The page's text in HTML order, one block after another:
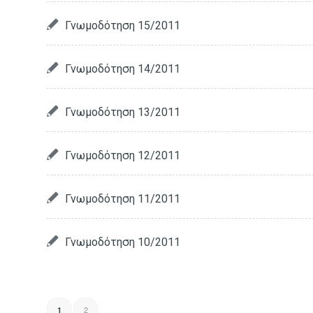
Γνωμοδότηση 15/2011
Γνωμοδότηση 14/2011
Γνωμοδότηση 13/2011
Γνωμοδότηση 12/2011
Γνωμοδότηση 11/2011
Γνωμοδότηση 10/2011
1 2